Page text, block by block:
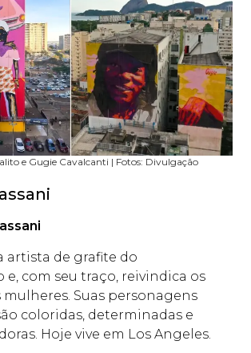
e Gugie Cavalcanti | Fotos: Divulgação
artista de grafite do
e, com seu traço, reivindica os
Suas personagens
coloridas, determinadas e
Hoje vive em Los Angeles.